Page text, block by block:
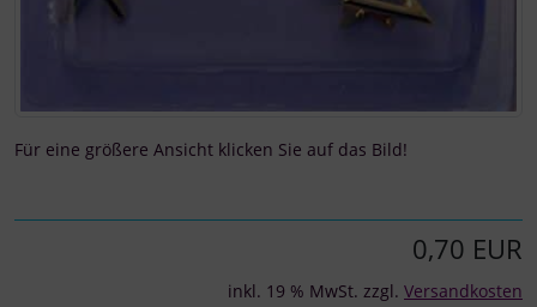
Für eine größere Ansicht klicken Sie auf das Bild!
0,70 EUR
inkl. 19 % MwSt. zzgl. Versandkosten